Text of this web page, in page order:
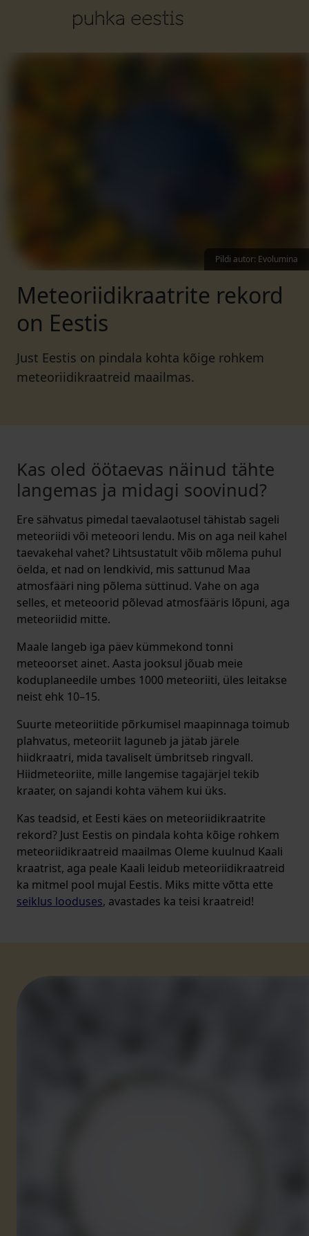
Pildi autor: Evolumina
Meteoriidikraatrite rekord
on Eestis
Just Eestis on pindala kohta kõige rohkem
meteoriidikraatreid maailmas.
Kas oled öötaevas näinud tähte
langemas ja midagi soovinud?
Ere sähvatus pimedal taevalaotusel tähistab sageli
meteoriidi või meteoori lendu. Mis on aga neil kahel
taevakehal vahet? Lihtsustatult võib mõlema puhul
öelda, et nad on lendkivid, mis sattunud Maa
atmosfääri ning põlema süttinud. Vahe on aga
selles, et meteoorid põlevad atmosfääris lõpuni, aga
meteoriidid mitte.
Maale langeb iga päev kümmekond tonni
meteoorset ainet. Aasta jooksul jõuab meie
koduplaneedile umbes 1000 meteoriiti, üles leitakse
neist ehk 10–15.
Suurte meteoriitide põrkumisel maapinnaga toimub
plahvatus, meteoriit laguneb ja jätab järele
hiidkraatri, mida tavaliselt ümbritseb ringvall.
Hiidmeteoriite, mille langemise tagajärjel tekib
kraater, on sajandi kohta vähem kui üks.
Kas teadsid, et Eesti käes on meteoriidikraatrite
rekord? Just Eestis on pindala kohta kõige rohkem
meteoriidikraatreid maailmas Oleme kuulnud Kaali
kraatrist, aga peale Kaali leidub meteoriidikraatreid
ka mitmel pool mujal Eestis. Miks mitte võtta ette
seiklus looduses, avastades ka teisi kraatreid!